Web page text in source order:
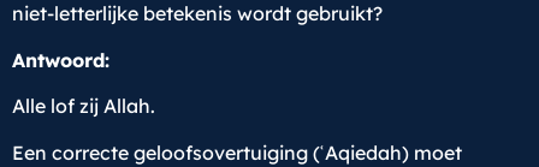
niet-letterlijke betekenis wordt gebruikt?
Antwoord:
Alle lof zij Allah.
Een correcte geloofsovertuiging (ʿAqiedah) moet